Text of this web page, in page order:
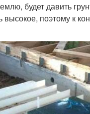
будет давить
поэтому к